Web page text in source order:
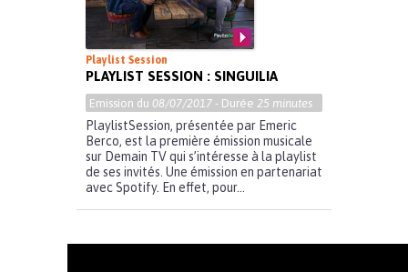
Playlist Session
PLAYLIST SESSION : SINGUILIA
Emission du 08/07/2017 - Durée 25 minutes
PlaylistSession, présentée par Emeric
Berco, est la première émission musicale
sur Demain TV qui s’intéresse à la playlist
de ses invités. Une émission en partenariat
avec Spotify. En effet, pour...